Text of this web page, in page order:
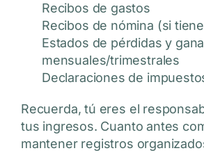
Recibos de gastos
Recibos de nómina (si
Estados de pérdidas y
mensuales/trimestrales
Declaraciones de
Recuerda, tú eres el
tus ingresos. Cuanto antes
mantener registros